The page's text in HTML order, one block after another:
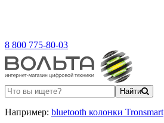
8 800 775-80-03
Найти
Например: bluetooth колонки Tronsmart